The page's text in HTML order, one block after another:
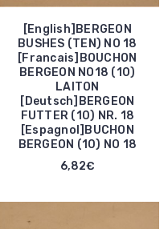
[English]BERGEON
BUSHES (TEN) NO 18
[Francais]BOUCHON
BERGEON NO18 (10)
LAITON
[Deutsch]BERGEON
FUTTER (10) NR. 18
[Espagnol]BUCHON
BERGEON (10) NO 18
6,82€